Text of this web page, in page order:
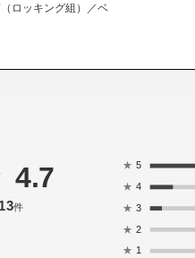
ロッキング組）／ベ
4.7
13件
★ 5
★ 4
★ 3
★ 2
★ 1